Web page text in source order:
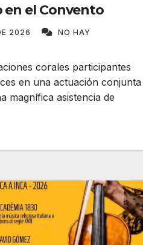
en el Convento
2026
NO HAY
corales participantes
en una actuación conjunta
magnífica asistencia de